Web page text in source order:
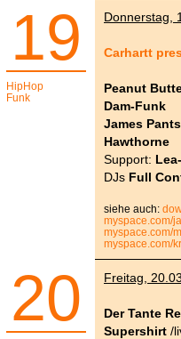
19
HipHop
Funk
Donnerstag,
Carhartt
Peanut
Dam-Funk
James Pants
Hawthorne
Support:
DJs Full
siehe auch:
myspace.com/
myspace.com/
myspace.com/
20 Freitag,
Der Tante
Supershirt /